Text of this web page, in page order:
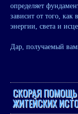
определяет
зависит от того, как
энергии, света и
Дар, получаемый
СКОРАЯ
ЖИТЕЙСКИХ